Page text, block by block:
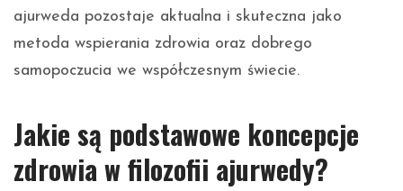
ajurweda pozostaje aktualna i skuteczna jako
metoda wspierania zdrowia oraz dobrego
samopoczucia we współczesnym świecie.
Jakie są podstawowe koncepcje
zdrowia w filozofii ajurwedy?